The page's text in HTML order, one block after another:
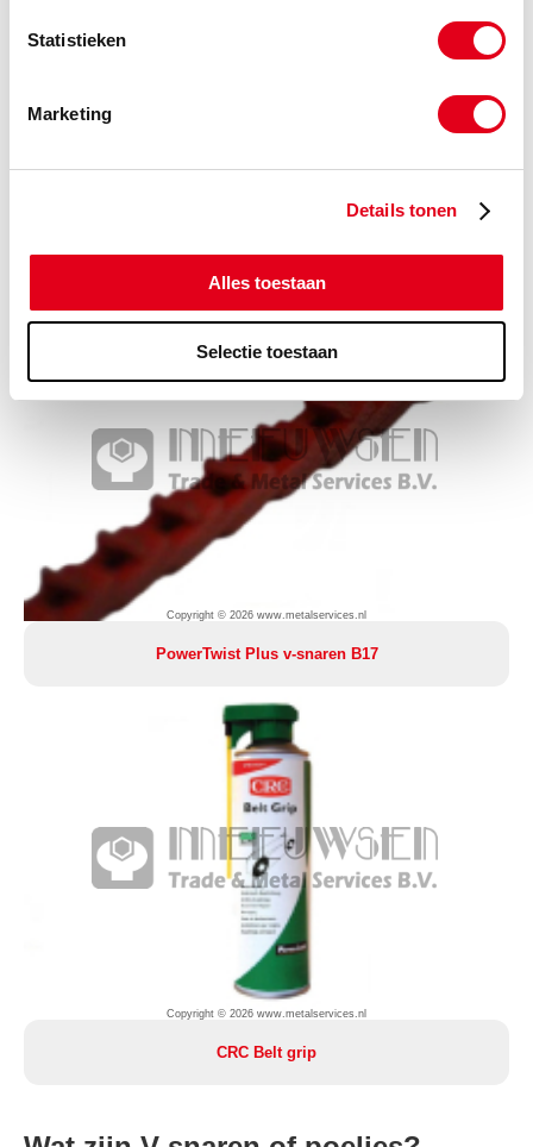
Statistieken
Marketing
Details tonen
Alles toestaan
Selectie toestaan
Copyright © 2026 www.metalservices.nl
PowerTwist Plus v-snaren A13
Copyright © 2026 www.metalservices.nl
PowerTwist Plus v-snaren B17
Copyright © 2026 www.metalservices.nl
CRC Belt grip